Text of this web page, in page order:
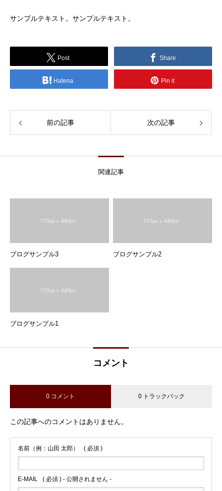
サンプルテキスト。サンプルテキスト。
Post Share
Hatena Pin it
前の記事 次の記事
関連記事
ブログサンプル3 ブログサンプル2
ブログサンプル1
コメント
0 コメント 0 トラックバック
この記事へのコメントはありません。
名前（例：山田 太郎） ( 必須 )
E-MAIL ( 必須 ) - 公開されません -